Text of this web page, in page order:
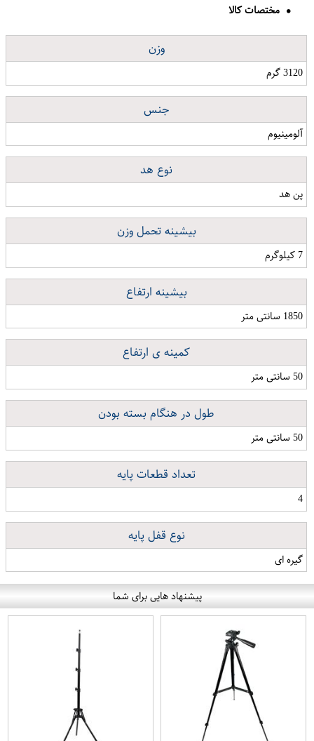
مختصات کالا
وزن
3120 گرم
جنس
آلومینیوم
نوع هد
پن هد
بیشینه تحمل وزن
7 کیلوگرم
بیشینه ارتفاع
1850 سانتی متر
کمینه ی ارتفاع
50 سانتی متر
طول در هنگام بسته بودن
50 سانتی متر
تعداد قطعات پایه
4
نوع قفل پایه
گیره ای
پیشنهاد هایی برای شما